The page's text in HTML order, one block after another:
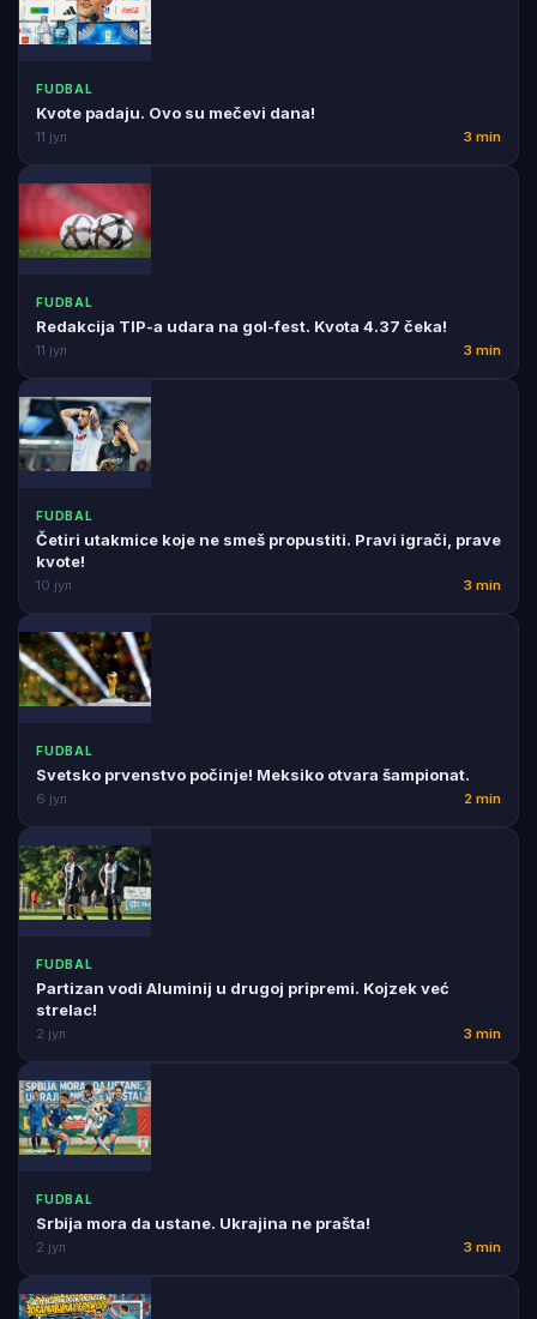
FUDBAL
Kvote padaju. Ovo su mečevi dana!
11 јул 3 min
FUDBAL
Redakcija TIP-a udara na gol-fest. Kvota 4.37 čeka!
11 јул 3 min
FUDBAL
Četiri utakmice koje ne smeš propustiti. Pravi igrači, prave
kvote!
10 јул 3 min
FUDBAL
Svetsko prvenstvo počinje! Meksiko otvara šampionat.
6 јул 2 min
FUDBAL
Partizan vodi Aluminij u drugoj pripremi. Kojzek već
strelac!
2 јул 3 min
FUDBAL
Srbija mora da ustane. Ukrajina ne prašta!
2 јул 3 min